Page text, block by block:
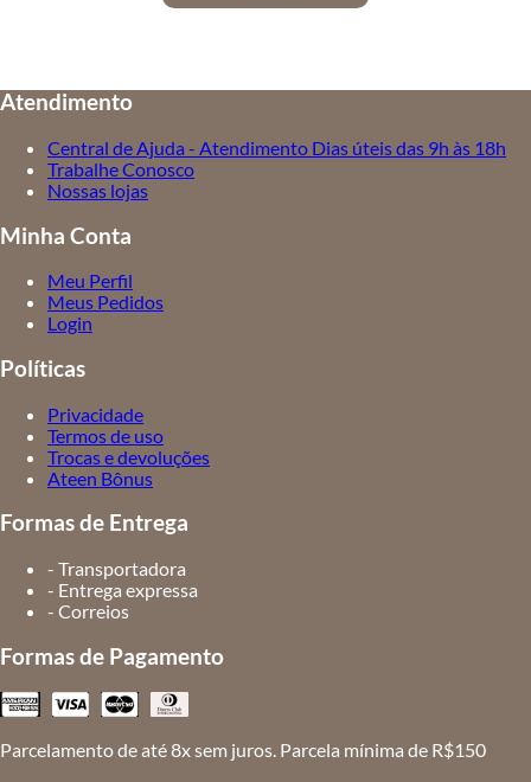
Atendimento
Central de Ajuda - Atendimento Dias úteis das 9h às 18h
Trabalhe Conosco
Nossas lojas
Minha Conta
Meu Perfil
Meus Pedidos
Login
Políticas
Privacidade
Termos de uso
Trocas e devoluções
Ateen Bônus
Formas de Entrega
- Transportadora
- Entrega expressa
- Correios
Formas de Pagamento
Parcelamento de até 8x sem juros. Parcela mínima de R$150